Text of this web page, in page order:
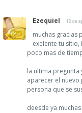
Ezequiel 18 de
muchas gracias
exelente tu
poco mas de
la ultima pregunta
aparecer el
persona que se
deesde ya